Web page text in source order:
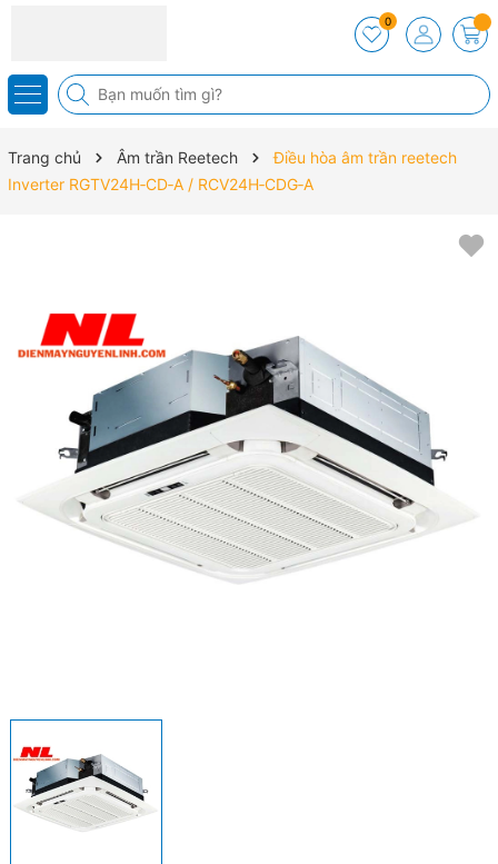
0
Trang chủ Âm trần Reetech
Điều hòa âm trần reetech
Inverter RGTV24H‑CD‑A / RCV24H‑CDG‑A